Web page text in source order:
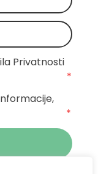
Privatnosti
*
*